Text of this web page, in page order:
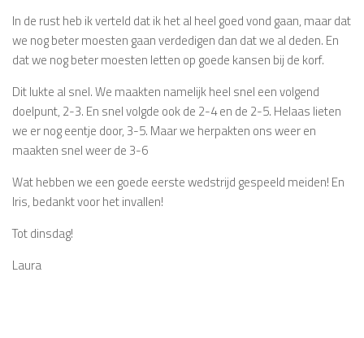
In de rust heb ik verteld dat ik het al heel goed vond gaan, maar dat
we nog beter moesten gaan verdedigen dan dat we al deden. En
dat we nog beter moesten letten op goede kansen bij de korf.
Dit lukte al snel. We maakten namelijk heel snel een volgend
doelpunt, 2-3. En snel volgde ook de 2-4 en de 2-5. Helaas lieten
we er nog eentje door, 3-5. Maar we herpakten ons weer en
maakten snel weer de 3-6
Wat hebben we een goede eerste wedstrijd gespeeld meiden! En
Iris, bedankt voor het invallen!
Tot dinsdag!
Laura